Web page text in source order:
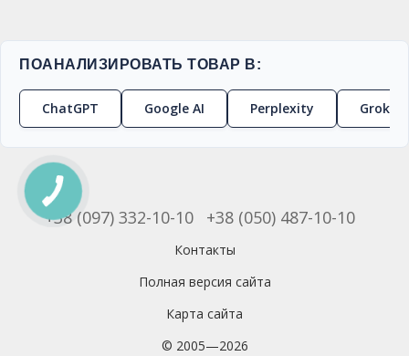
ПОАНАЛИЗИРОВАТЬ ТОВАР В:
ChatGPT Google AI Perplexity Grok
+38 (097) 332-10-10 +38 (050) 487-10-10
Контакты
Полная версия сайта
Карта сайта
© 2005—2026